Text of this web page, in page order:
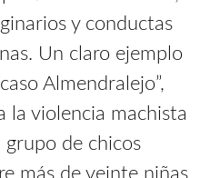
y conductas
Un claro ejemplo
Almendralejo”,
la violencia machista
de chicos
más de veinte niñas